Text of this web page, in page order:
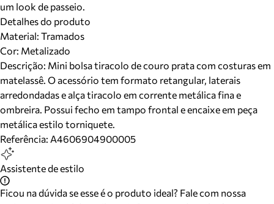
um look de passeio.
Detalhes do produto
Material: Tramados
Cor: Metalizado
Descrição: Mini bolsa tiracolo de couro prata com costuras em
matelassê. O acessório tem formato retangular, laterais
arredondadas e alça tiracolo em corrente metálica fina e
ombreira. Possui fecho em tampo frontal e encaixe em peça
metálica estilo torniquete.
Referência: A4606904900005
Assistente de estilo
Ficou na dúvida se esse é o produto ideal? Fale com nossa